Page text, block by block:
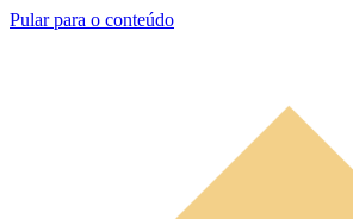
Pular para o conteúdo